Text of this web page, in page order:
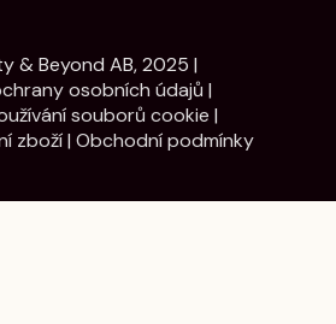
& Beyond AB, 2025 |
osobních údajů |
souborů cookie |
zboží| Obchodní podmínky